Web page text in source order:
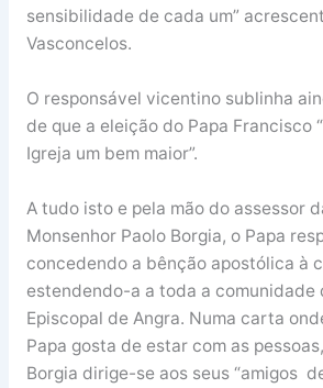
sensibilidade de cada um”
Vasconcelos.
O responsável vicentino sublinha
de que a eleição do Papa Francisco
Igreja um bem maior”.
A tudo isto e pela mão do assessor
Monsenhor Paolo Borgia, o Papa
concedendo a bênção apostólica à
estendendo-a a toda a comunidade
Episcopal de Angra. Numa carta
Papa gosta de estar com as
Borgia dirige-se aos seus “amigos